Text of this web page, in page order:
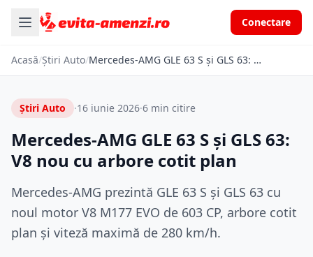
Conectare
Acasă/Știri Auto/ Mercedes-AMG GLE 63 S și GLS 63: V8 nou cu arbore cotit plan
Știri Auto ·16 iunie 2026·6 min citire
Mercedes-AMG GLE 63 S și GLS 63:
V8 nou cu arbore cotit plan
Mercedes-AMG prezintă GLE 63 S și GLS 63 cu
noul motor V8 M177 EVO de 603 CP, arbore cotit
plan și viteză maximă de 280 km/h.